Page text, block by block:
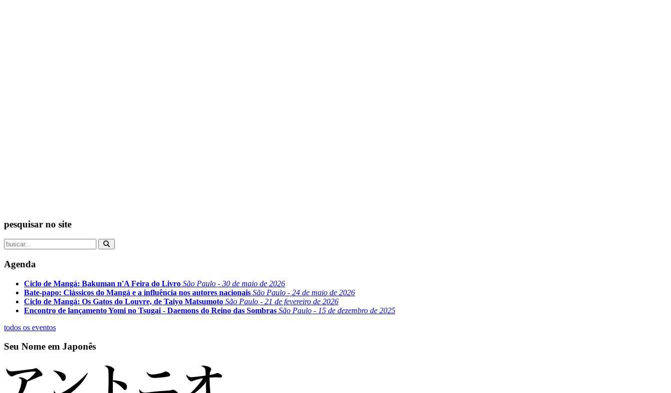
pesquisar no site
Agenda
Ciclo de Mangá: Bakuman n'A Feira do Livro São Paulo - 30 de maio de 2026
Bate-papo: Clássicos do Mangá e a influência nos autores nacionais São Paulo - 24 de maio de 2026
Ciclo de Mangá: Os Gatos do Louvre, de Taiyo Matsumoto São Paulo - 21 de fevereiro de 2026
Encontro de lançamento Yomi no Tsugai - Daemons do Reino das Sombras São Paulo - 15 de dezembro de 2025
todos os eventos
Seu Nome em Japonês